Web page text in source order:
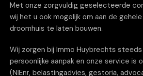
Met onze zorgvuldig geselecteerde
wij het u ook mogelijk om aan de
droomhuis te laten bouwen.
Wij zorgen bij Immo Huybrechts
persoonlijke aanpak en onze service is
(NIEnr, belastingadvies, gestoria,